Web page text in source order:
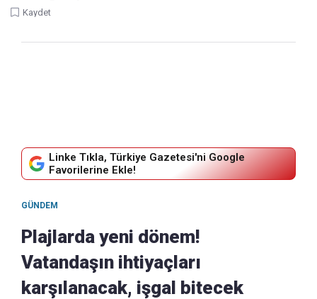
Kaydet
Linke Tıkla, Türkiye Gazetesi'ni Google
Favorilerine Ekle!
GÜNDEM
Plajlarda yeni dönem!
Vatandaşın ihtiyaçları
karşılanacak, işgal bitecek